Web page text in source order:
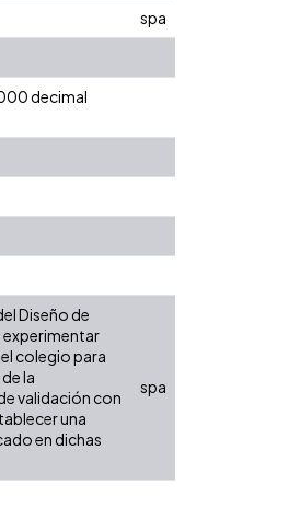
spa
decimal
Diseño de
experimentar
colegio para
la
validación con
una
en dichas
spa